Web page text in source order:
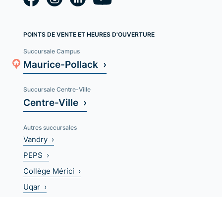
POINTS DE VENTE ET HEURES D'OUVERTURE
Succursale Campus
Maurice-Pollack ›
Succursale Centre-Ville
Centre-Ville ›
Autres succursales
Vandry ›
PEPS ›
Collège Mérici ›
Uqar ›